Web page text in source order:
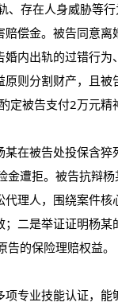
存在人身威胁等行
偿金。被告同意
内出轨的过错行
则分割财产，且
被告支付2万元
在被告处投保含
遭拒。被告抗辩
理人，围绕案件
二是举证证明杨
的保险理赔权益。
专业技能认证，